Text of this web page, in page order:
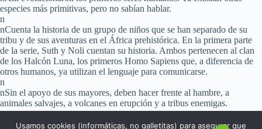
especies más primitivas, pero no sabían hablar.
n
nCuenta la historia de un grupo de niños que se han separado de su
tribu y de sus aventuras en el África prehistórica. En la primera parte
de la serie, Suth y Noli cuentan su historia. Ambos pertenecen al clan
de los Halcón Luna, los primeros Homo Sapiens que, a diferencia de
otros humanos, ya utilizan el lenguaje para comunicarse.
n
nSin el apoyo de sus mayores, deben hacer frente al hambre, a
animales salvajes, a volcanes en erupción y a tribus enemigas.
Usamos cookies (informáticas, no galletitas) para asegurar que